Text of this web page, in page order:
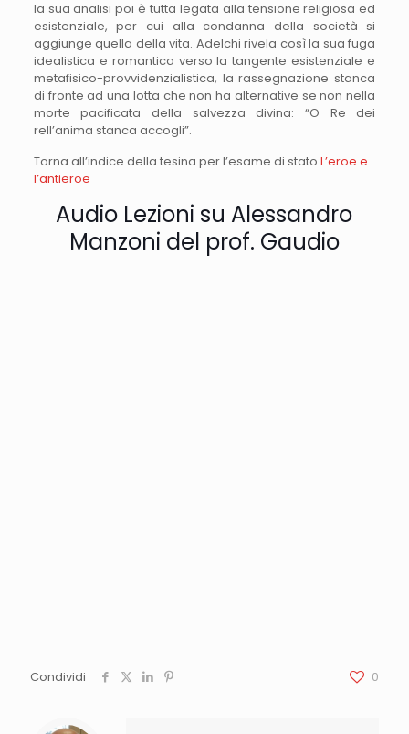
la sua analisi poi è tutta legata alla tensione religiosa ed
esistenziale, per cui alla condanna della società si
aggiunge quella della vita. Adelchi rivela così la sua fuga
idealistica e romantica verso la tangente esistenziale e
metafisico-provvidenzialistica, la rassegnazione stanca
di fronte ad una lotta che non ha alternative se non nella
morte pacificata della salvezza divina: “O Re dei
rell’anima stanca accogli”.
Torna all’indice della tesina per l’esame di stato L’eroe e
l’antieroe
Audio Lezioni su Alessandro
Manzoni del prof. Gaudio
Condividi 0